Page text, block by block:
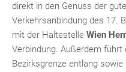
direkt in den Genuss der
Verkehrsanbindung des 17.
mit der Haltestelle Wien
Verbindung. Außerdem führt
Bezirksgrenze entlang